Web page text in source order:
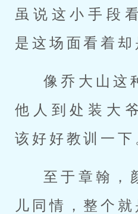
虽说这小手段
是这场面看着却
像乔大山这
他人到处装大
该好好教训一下
至于章翰，
儿同情，整个就